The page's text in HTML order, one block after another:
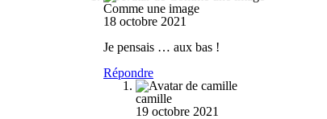
Comme une image
18 octobre 2021
Je pensais … aux bas !
Répondre
camille
19 octobre 2021